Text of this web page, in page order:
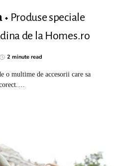
Produse speciale
de la Homes.ro
2 minute read
o multime de accesorii care sa